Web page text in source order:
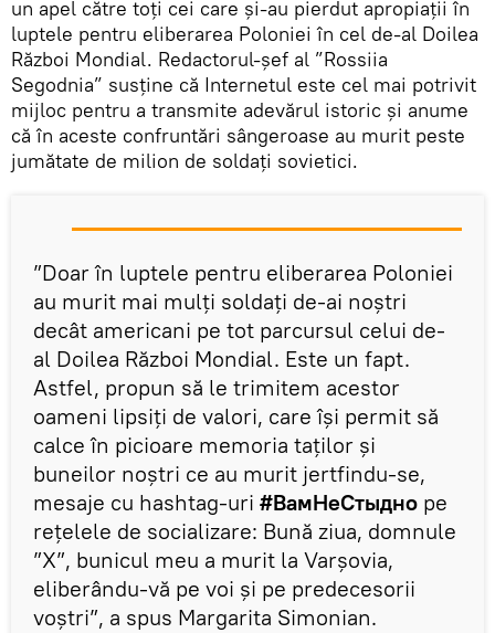
un apel către toți cei care și-au pierdut apropiații în
luptele pentru eliberarea Poloniei în cel de-al Doilea
Război Mondial. Redactorul-șef al ”Rossiia
Segodnia” susține că Internetul este cel mai potrivit
mijloc pentru a transmite adevărul istoric și anume
că în aceste confruntări sângeroase au murit peste
jumătate de milion de soldați sovietici.
”Doar în luptele pentru eliberarea Poloniei
au murit mai mulți soldați de-ai noștri
decât americani pe tot parcursul celui de-
al Doilea Război Mondial. Este un fapt.
Astfel, propun să le trimitem acestor
oameni lipsiți de valori, care își permit să
calce în picioare memoria taților și
buneilor noștri ce au murit jertfindu-se,
mesaje cu hashtag-uri #ВамНеСтыдно pe
rețelele de socializare: Bună ziua, domnule
”X”, bunicul meu a murit la Varșovia,
eliberându-vă pe voi și pe predecesorii
voștri”, a spus Margarita Simonian.